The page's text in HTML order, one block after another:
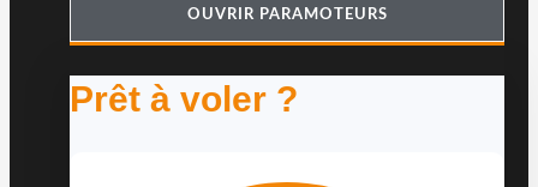
OUVRIR PARAMOTEURS
Prêt à voler ?